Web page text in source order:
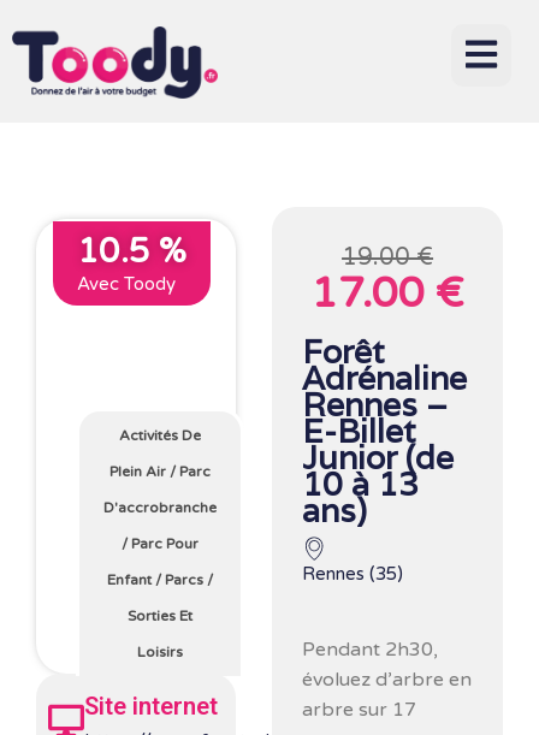
10.5 %
Avec Toody
Activités De
Plein Air /Parc
D'accrobranche
/Parc Pour
Enfant /Parcs /
Sorties Et
Loisirs
Site internet
19.00 €
17.00 €
Forêt
Adrénaline
Rennes –
E-Billet
Junior (de
10 à 13
ans)
Rennes (35)
Pendant 2h30,
évoluez d’arbre en
arbre sur 17